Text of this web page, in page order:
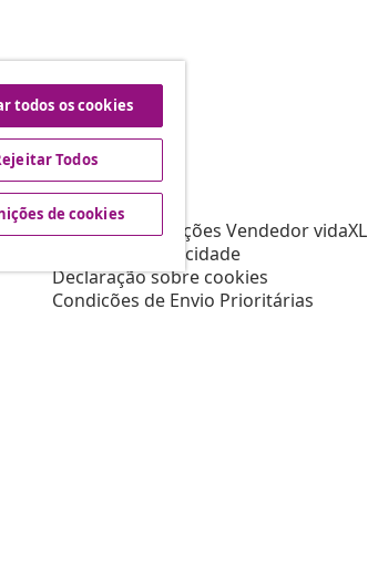
vidaXL
Sobre vidaXL
Termos e Condições Vendedor vidaXL
Política de privacidade
Declaração sobre cookies
Condições de Envio Prioritárias
todos os cookies
Todos
de cookies